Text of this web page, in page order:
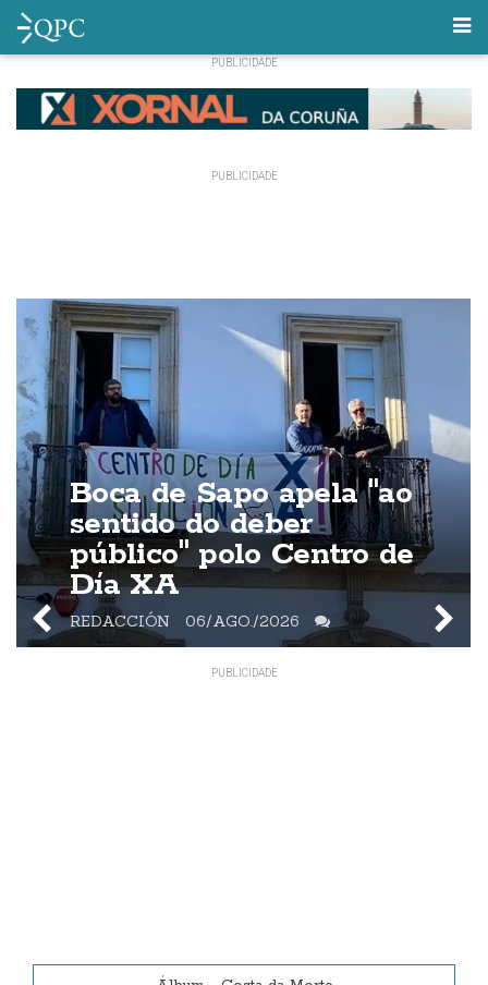
Boca de Sapo apela "ao
sentido do deber
público" polo Centro de
Día XA
REDACCIÓN 06/AGO./2026